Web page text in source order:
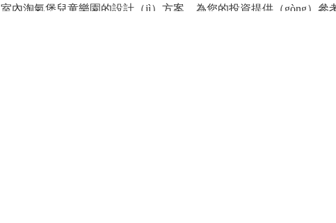
室內淘氣堡兒童樂園的設計（jì）方案，為您的投資提供（gòng）參